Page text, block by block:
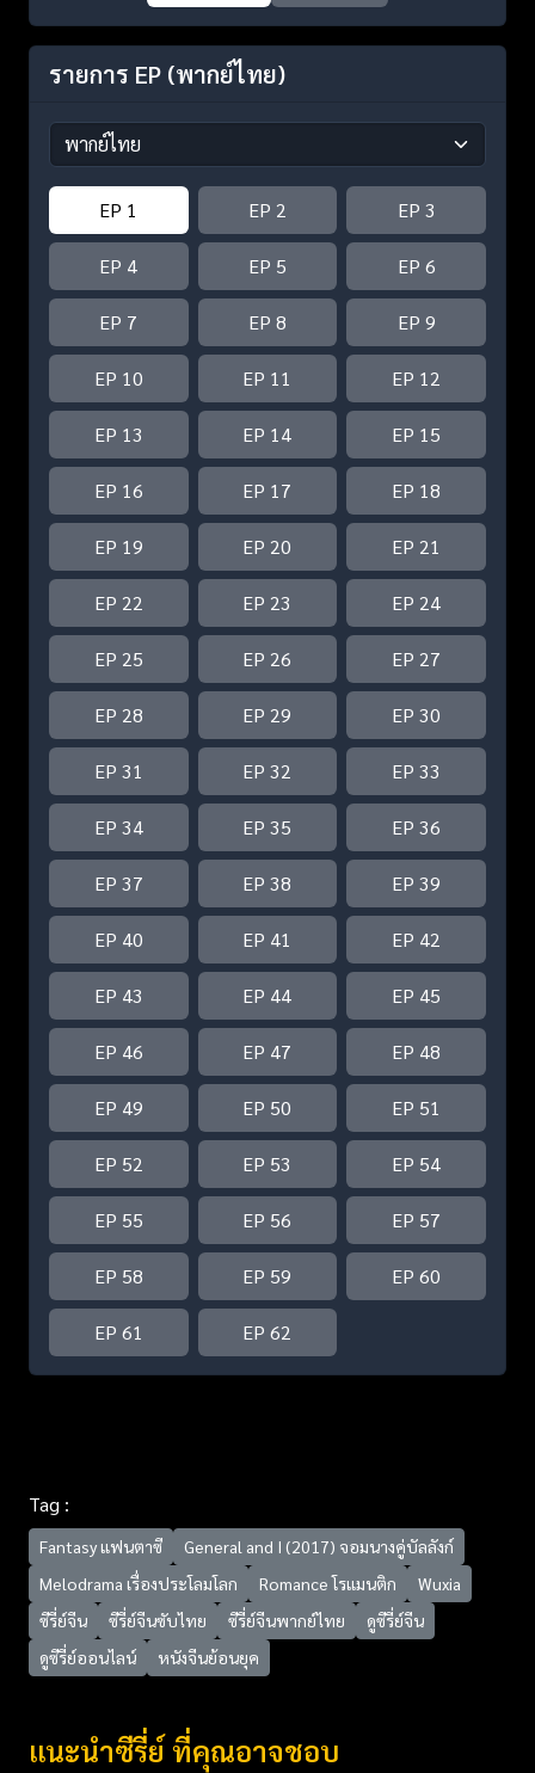
รายการ EP (พากย์ไทย)
EP 1 EP 2 EP 3
EP 4 EP 5 EP 6
EP 7 EP 8 EP 9
EP 10 EP 11 EP 12
EP 13 EP 14 EP 15
EP 16 EP 17 EP 18
EP 19 EP 20 EP 21
EP 22 EP 23 EP 24
EP 25 EP 26 EP 27
EP 28 EP 29 EP 30
EP 31 EP 32 EP 33
EP 34 EP 35 EP 36
EP 37 EP 38 EP 39
EP 40 EP 41 EP 42
EP 43 EP 44 EP 45
EP 46 EP 47 EP 48
EP 49 EP 50 EP 51
EP 52 EP 53 EP 54
EP 55 EP 56 EP 57
EP 58 EP 59 EP 60
EP 61 EP 62
Tag :
Fantasy แฟนตาซี
General and I (2017) จอมนางคู่บัลลังก์
Melodrama เรื่องประโลมโลก
Romance โรแมนติก
Wuxia
ซีรี่ย์จีน
ซีรี่ย์จีนซับไทย ซีรี่ย์จีนพากย์ไทย
ดูซีรี่ย์จีน
ดูซีรี่ย์ออนไลน์
หนังจีนย้อนยุค
แนะนำซีรี่ย์ ที่คุณอาจชอบ